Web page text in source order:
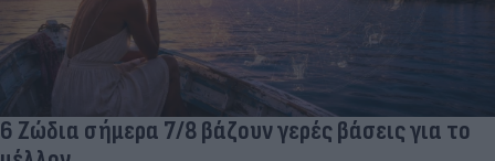
6 Ζώδια σήμερα 7/8 βάζουν γερές βάσεις για το